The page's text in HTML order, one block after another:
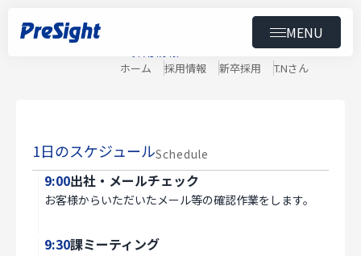
MENU
導入事例
ニュース
Recruit
ホーム 採用情報 新卒採用 T.Nさん
自分らしく働ける環境が、
仕事と育児の原動力。
1日のスケジュールSchedule
9:00出社・メールチェック
お客様からいただいたメール等の確認作業をします。
9:30課ミーティング